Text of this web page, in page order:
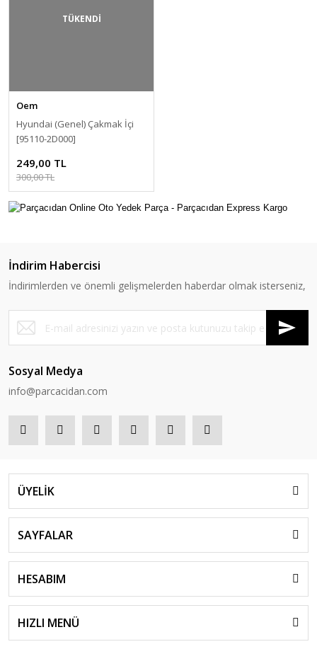
TÜKENDİ
Oem
Hyundai (Genel) Çakmak İçi
[95110-2D000]
249,00 TL
300,00 TL
İndirim Habercisi
İndirimlerden ve önemli gelişmelerden haberdar olmak isterseniz,
Sosyal Medya
info@parcacidan.com
ÜYELİK
SAYFALAR
HESABIM
HIZLI MENÜ